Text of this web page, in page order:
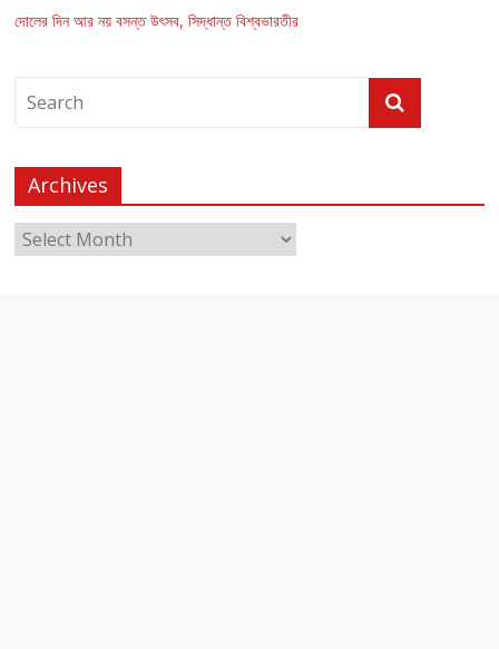
দোলের দিন আর নয় বসন্ত উৎসব, সিদ্ধান্ত বিশ্বভারতীর
Archives